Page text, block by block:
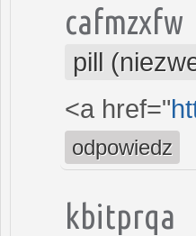
cafmzxfw
pill
<a href="
odpowiedz
kbitprqa